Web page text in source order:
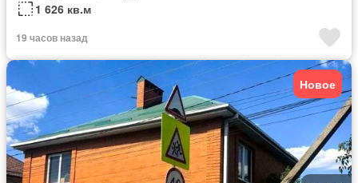
1 626 кв.м
19 часов назад
Новое